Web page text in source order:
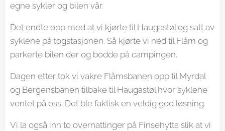
egne sykler og bilen vår.
Det endte opp med at vi kjørte til Haugastøl og satt av
syklene på togstasjonen. Så kjørte vi ned til Flåm og
parkerte bilen der og bodde på campingen.
Dagen etter tok vi vakre Flåmsbanen opp til Myrdal
og Bergensbanen tilbake til Haugastøl hvor syklene
ventet på oss. Det ble faktisk en veldig god løsning.
Vi la også inn to overnattinger på Finsehytta slik at vi